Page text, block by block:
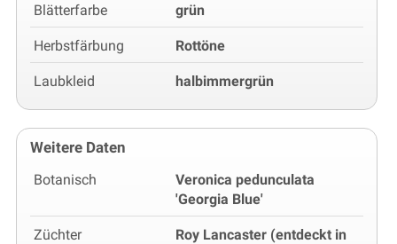
Blätterfarbe grün
Herbstfärbung Rottöne
Laubkleid halbimmergrün
Weitere Daten
Botanisch
Veronica pedunculata
'Georgia Blue'
Züchter
Roy Lancaster (entdeckt in